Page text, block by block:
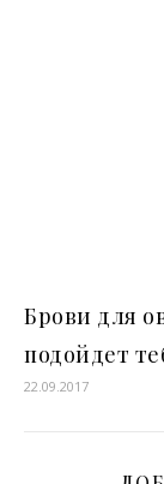
Брови для
подойдет
22.09.2017